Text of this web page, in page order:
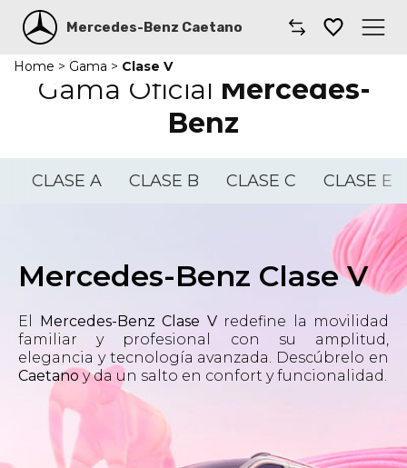
Mercedes-Benz Caetano
Comprar un coche
Taller
Coches por suscripción
Home > Gama > Clase V
Gama Oficial Mercedes-
Benz
CLASE A CLASE B CLASE C CLASE E
Mercedes-Benz Clase V
El Mercedes-Benz Clase Vredefine la movilidad
familiar y profesional con su amplitud,
elegancia y tecnología avanzada. Descúbrelo en
Caetano y da un salto en confort y funcionalidad.